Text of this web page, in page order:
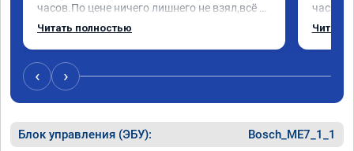
часов.По цене ничего лишнего не взял,всё
как договаривались заранее.После работы
случае поломки авто.Однозначно
рекомендую Алексея как грамотного
специалиста!
Читать полностью
час
Арман
Читать
‹ ›
Блок управления (ЭБУ): Bosch_ME7_1_1